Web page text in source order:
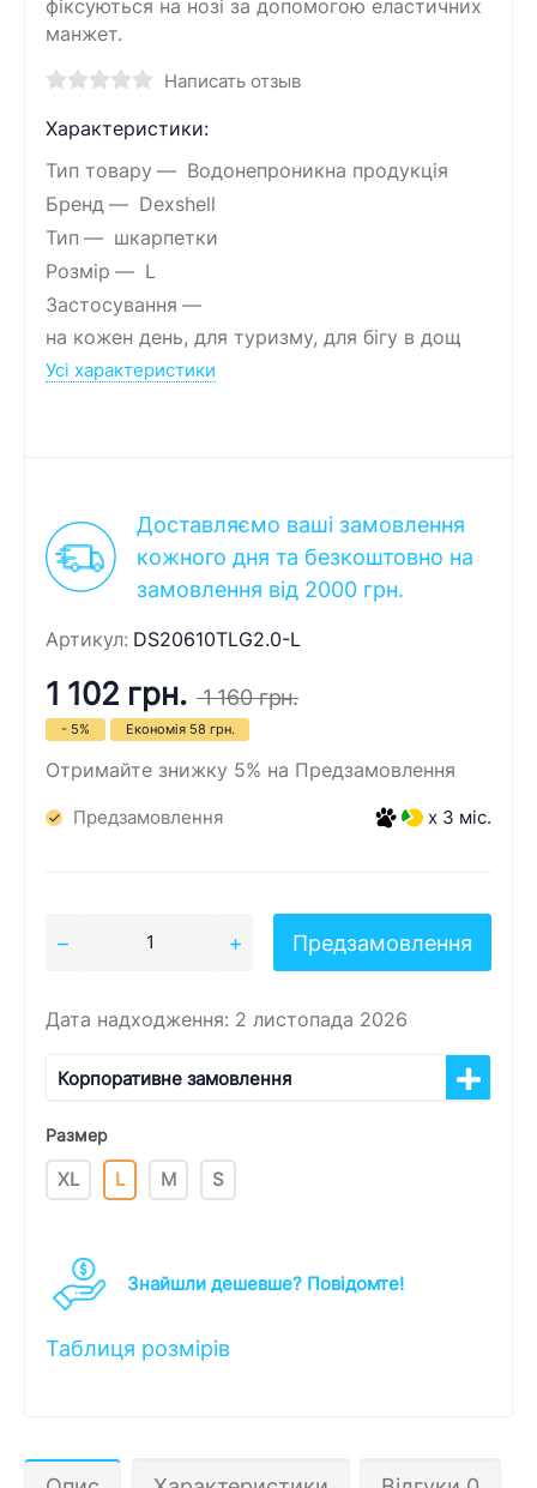
фіксуються на нозі за допомогою еластичних
манжет.
Написать отзыв
Характеристики:
Тип товару
Водонепроникна продукція
Бренд
Dexshell
Тип
шкарпетки
Розмір
L
Застосування
на кожен день, для туризму, для бігу в дощ
Усі характеристики
Доставляємо ваші замовлення
кожного дня та безкоштовно на
замовлення від 2000 грн.
Артикул: DS20610TLG2.0-L
1 102 грн. 1 160 грн.
- 5% Економія 58 грн.
Отримайте знижку 5% на Предзамовлення
Предзамовлення x 3 міс.
Предзамовлення
Дата надходження: 2 листопада 2026
Корпоративне замовлення
Размер
XL L M S
Знайшли дешевше? Повідомте!
Таблиця розмірів